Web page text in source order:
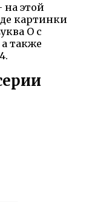
на этой
картинки
О с
также